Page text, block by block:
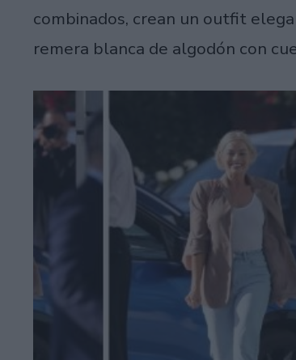
combinados, crean un outfit
remera blanca de algodón con